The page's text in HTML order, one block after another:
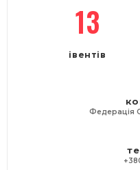
13
івентів
Федерація